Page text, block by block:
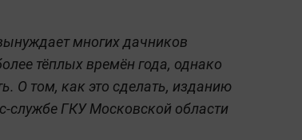
многих дачников
тёплых времён года, однако
О том, как это сделать, изданию
службе ГКУ Московской области